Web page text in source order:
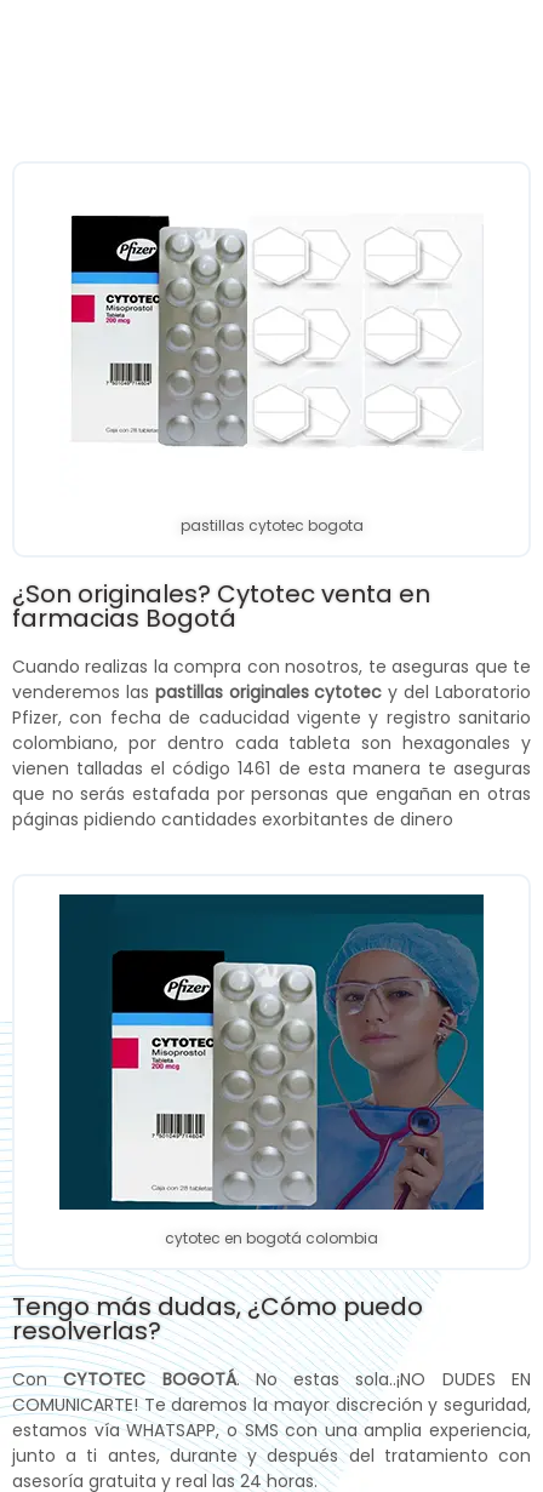
pastillas cytotec bogota
¿Son originales? Cytotec venta en
farmacias Bogotá
Cuando realizas la compra con nosotros, te aseguras que te
venderemos las pastillas originales cytotec y del Laboratorio
Pfizer, con fecha de caducidad vigente y registro sanitario
colombiano, por dentro cada tableta son hexagonales y
vienen talladas el código 1461 de esta manera te aseguras
que no serás estafada por personas que engañan en otras
páginas pidiendo cantidades exorbitantes de dinero
cytotec en bogotá colombia
Tengo más dudas, ¿Cómo puedo
resolverlas?
ConCYTOTEC BOGOTÁ. No estas sola..¡NO DUDES EN
COMUNICARTE! Te daremos la mayor discreción y seguridad,
estamos vía WHATSAPP, o SMS con una amplia experiencia,
junto a ti antes, durante y después del tratamiento con
asesoría gratuita y real las 24 horas.